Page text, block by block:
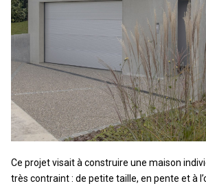
Ce projet visait à construire une maison
très contraint : de petite taille, en pente et à